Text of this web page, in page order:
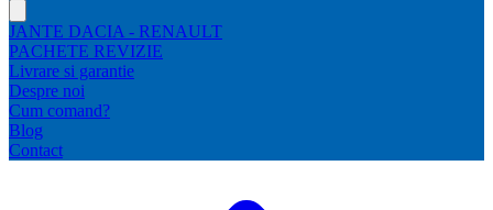
JANTE DACIA - RENAULT
PACHETE REVIZIE
Livrare si garantie
Despre noi
Cum comand?
Blog
Contact